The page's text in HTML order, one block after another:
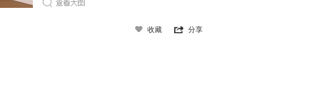
收藏 分享